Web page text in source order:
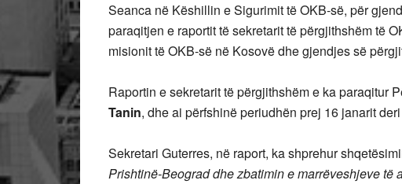
Seanca në Këshillin e Sigurimit të OKB-së, për
paraqitjen e raportit të sekretarit të përgjithshëm të
misionit të OKB-së në Kosovë dhe gjendjes së
Raportin e sekretarit të përgjithshëm e ka paraqitur
Tanin, dhe ai përfshinë periudhën prej 16 janarit
Sekretari Guterres, në raport, ka shprehur
Prishtinë-Beograd dhe zbatimin e marrëveshjeve të